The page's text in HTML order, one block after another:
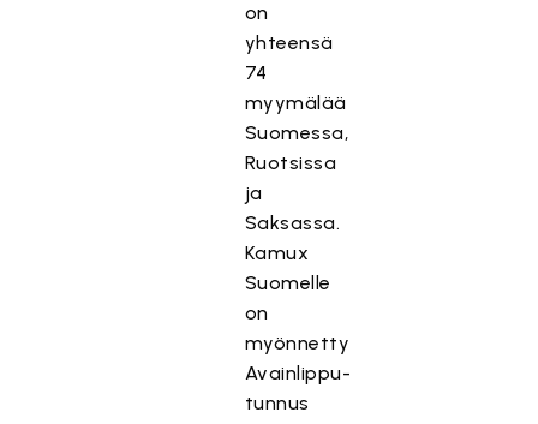
on
yhteensä
74
myymälää
Suomessa,
Ruotsissa
ja
Saksassa.
Kamux
Suomelle
on
myönnetty
Avainlippu-
tunnus